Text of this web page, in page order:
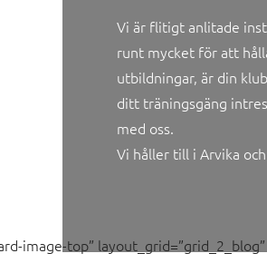
Vi är flitigt anlitade
runt mycket för att
utbildningar, är din
ditt träningsgäng
med oss.
Vi håller till i Arvika
image-top”